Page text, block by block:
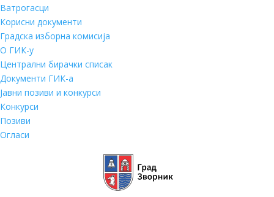
Ватрогасци
Корисни документи
Градска изборна комисија
О ГИК-у
Централни бирачки списак
Документи ГИК-а
Јавни позиви и конкурси
Конкурси
Позиви
Огласи